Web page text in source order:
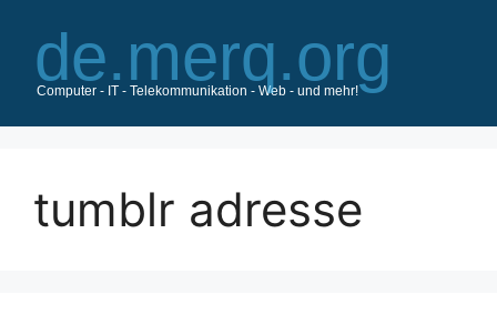
Inhalt
springen
tumblr adresse